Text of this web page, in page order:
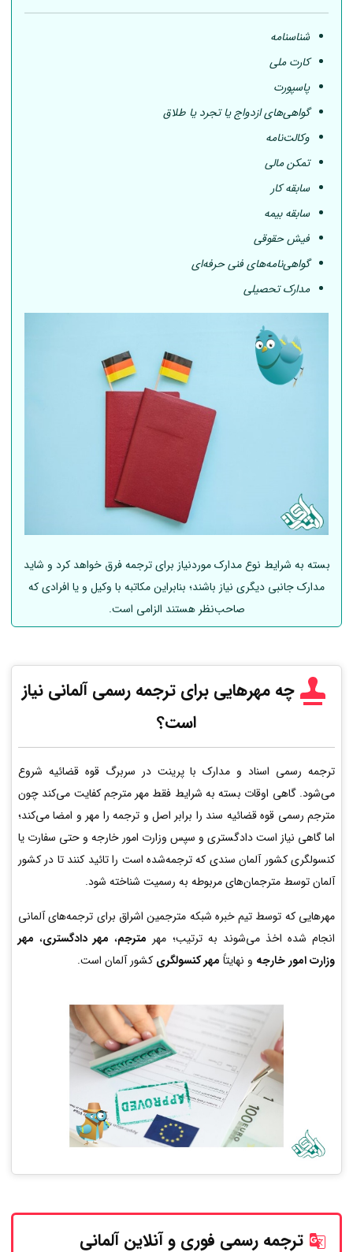
شناسنامه
کارت ملی
پاسپورت
گواهی‌های ازدواج یا تجرد یا طلاق
وکالت‌نامه
تمکن مالی
سابقه کار
سابقه بیمه
فیش حقوقی
گواهی‌نامه‌های فنی حرفه‌ای
مدارک تحصیلی
بسته به شرایط نوع مدارک موردنیاز برای ترجمه فرق خواهد کرد و شاید
مدارک جانبی دیگری نیاز باشند؛ بنابراین مکاتبه با وکیل و یا افرادی که
صاحب‌نظر هستند الزامی است.
چه مهرهایی برای ترجمه رسمیآلمانی نیاز
است؟
ترجمه رسمی اسناد و مدارک با پرینت در سربرگ قوه قضائیه شروع
می‌شود. گاهی اوقات بسته به شرایط فقط مهر مترجم کفایت می‌کند چون
مترجم رسمی قوه قضائیه سند را برابر اصل و ترجمه را مهر و امضا می‌کند؛
اما گاهی نیاز است دادگستری و سپس وزارت امور خارجه و حتی سفارت یا
کنسولگری کشور آلمان سندی که ترجمه‌شده است را تائید کنند تا در کشور
آلمان توسط مترجمان‌های مربوطه به رسمیت شناخته شود.
مهرهایی که توسط تیم خبره شبکه مترجمین اشراق برای ترجمه‌های آلمانی
انجام شده اخذ می‌شوند به ترتیب؛ مهر مترجم، مهر دادگستری، مهر
وزارت امور خارجه و نهایتاً مهر کنسولگری کشور آلمان است.
ترجمه رسمی فوری و آنلاینآلمانی